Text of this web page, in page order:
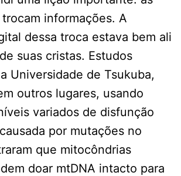
informações. A
dessa troca estava bem ali
suas cristas. Estudos
Universidade de Tsukuba,
outros lugares, usando
variados de disfunção
por mutações no
que mitocôndrias
doar mtDNA intacto para